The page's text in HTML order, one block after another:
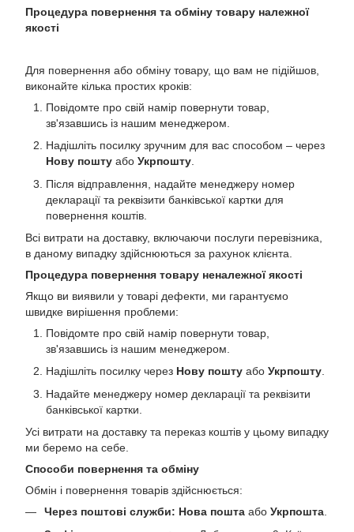
Процедура повернення та обміну товару належної
якості
Для повернення або обміну товару, що вам не підійшов,
виконайте кілька простих кроків:
Повідомте про свій намір повернути товар,
зв'язавшись із нашим менеджером.
Надішліть посилку зручним для вас способом – через
Нову пошту або Укрпошту.
Після відправлення, надайте менеджеру номер
декларації та реквізити банківської картки для
повернення коштів.
Всі витрати на доставку, включаючи послуги перевізника,
в даному випадку здійснюються за рахунок клієнта.
Процедура повернення товару неналежної якості
Якщо ви виявили у товарі дефекти, ми гарантуємо
швидке вирішення проблеми:
Повідомте про свій намір повернути товар,
зв'язавшись із нашим менеджером.
Надішліть посилку через Нову пошту або Укрпошту.
Надайте менеджеру номер декларації та реквізити
банківської картки.
Усі витрати на доставку та переказ коштів у цьому випадку
ми беремо на себе.
Способи повернення та обміну
Обмін і повернення товарів здійснюється:
Через поштові служби: Нова пошта або Укрпошта